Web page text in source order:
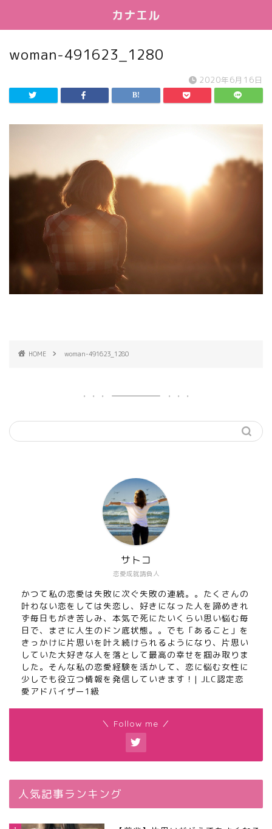
カナエル
woman-491623_1280
2020年6月16日
HOME woman-491623_1280
恋愛成就請負人
サトコ
かつて私の恋愛は失敗に次ぐ失敗の連続。。たくさんの
叶わない恋をしては失恋し、好きになった人を諦めきれ
ず毎日もがき苦しみ、本気で死にたいくらい思い悩む毎
日で、まさに人生のドン底状態。。でも「あること」を
きっかけに片思いを叶え続けられるようになり、片思い
していた大好きな人を落として最高の幸せを掴み取りま
した。そんな私の恋愛経験を活かして、恋に悩む女性に
少しでも役立つ情報を発信していきます！| JLC認定恋
愛アドバイザー1級
＼ Follow me ／
人気記事ランキング